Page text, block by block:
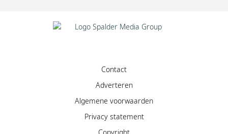
Contact
Adverteren
Algemene voorwaarden
Privacy statement